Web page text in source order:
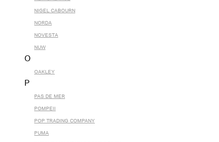
NIGEL CABOURN
NORDA
NOVESTA
NUW
O
OAKLEY
P
PAS DE MER
POMPEII
POP TRADING COMPANY
PUMA